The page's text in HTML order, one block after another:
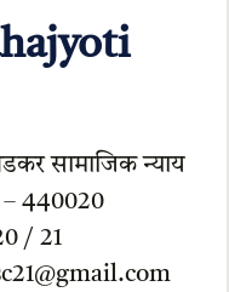
सामाजिक न्याय
440020
/ 21